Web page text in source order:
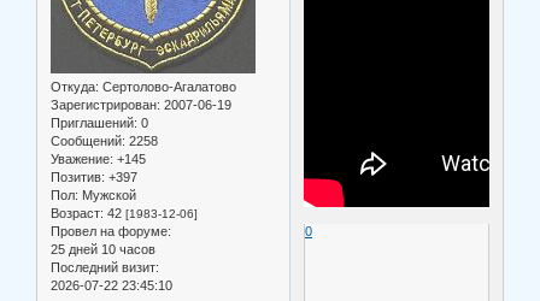
Откуда: Сертолово-Агалатово
Зарегистрирован: 2007-06-19
Приглашений: 0
Сообщений: 2258
Уважение: +145
Позитив: +397
Пол: Мужской
Возраст: 42 [1983-12-06]
Провел на форуме:
25 дней 10 часов
Последний визит:
2026-07-22 23:45:10
0